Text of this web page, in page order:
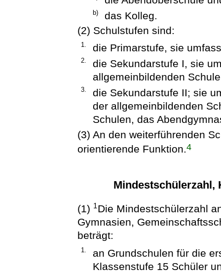
b)
das Kolleg.
(2) Schulstufen sind:
1. die Primarstufe, sie
2.
die Sekundarstufe I, sie
allgemeinbildenden
3.
die Sekundarstufe II; sie
der allgemeinbildenden
Schulen, das
(3) An den weiterführenden
orientierende Funktion.4
Mindestschülerzahl,
(1) 1Die Mindestschülerzahl
Gymnasien,
beträgt:
1.
an Grundschulen für die
Klassenstufe 15 Schüler